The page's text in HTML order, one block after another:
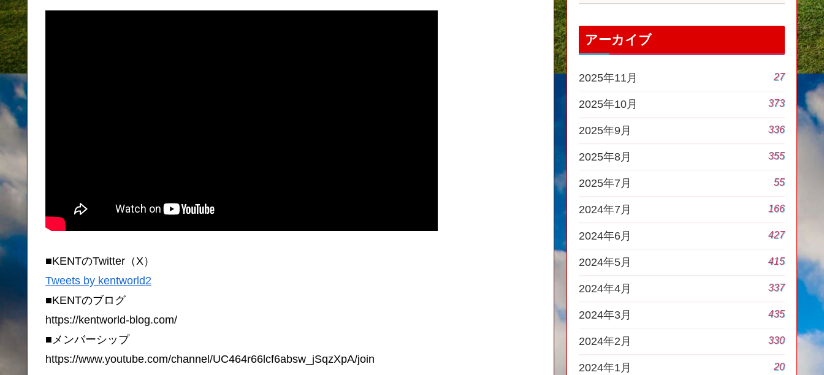
■KENTのTwitter（X）
Tweets by kentworld2
■KENTのブログ
https://kentworld-blog.com/
■メンバーシップ
https://www.youtube.com/channel/UC464r66lcf6absw_jSqzXpA/join
アーカイブ
2025年11月 27
2025年10月 373
2025年9月 336
2025年8月 355
2025年7月 55
2024年7月 166
2024年6月 427
2024年5月 415
2024年4月 337
2024年3月 435
2024年2月 330
2024年1月 20